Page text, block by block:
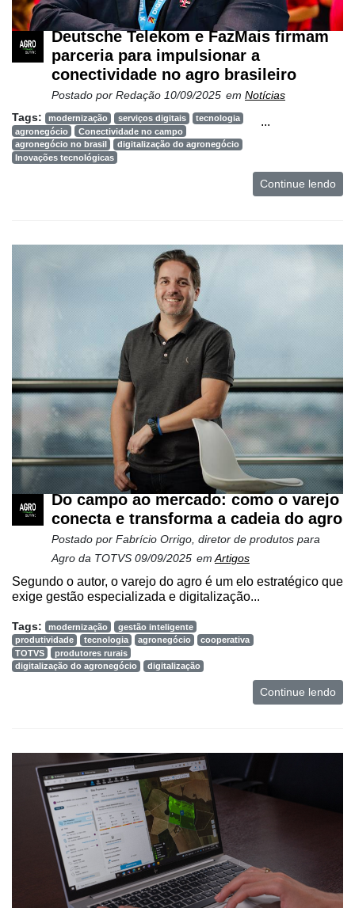
e
Análise
Commerce
Informatização
da
Agricultura
Vertical
para
Néctar
Tecprime
Agro
Lean
Way
Consulting
Manager
CHB
Deutsche Telekom e FazMais firmam
parceria para impulsionar a
conectividade no agro brasileiro
Postado por Redação 10/09/2025 em Notícias
...
Tags: modernização serviços digitais
tecnologia
agronegócio
Conectividade no campo
agronegócio no brasil
digitalização do agronegócio
Inovações tecnológicas
Continue lendo
Do campo ao mercado: como o varejo
conecta e transforma a cadeia do agro
Postado por Fabrício Orrigo, diretor de produtos para
Agro da TOTVS 09/09/2025 em Artigos
Segundo o autor, o varejo do agro é um elo estratégico que
exige gestão especializada e digitalização...
Tags: modernização
gestão inteligente
produtividade
tecnologia agronegócio
cooperativa
TOTVS
produtores rurais
digitalização do agronegócio
digitalização
Continue lendo